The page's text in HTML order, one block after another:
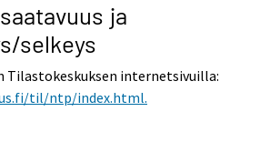
ja
selkeys
Tilastokeskuksen internetsivuilla:
til/ntp/index.html.